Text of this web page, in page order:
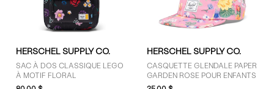
HERSCHEL SUPPLY CO.
SAC À DOS CLASSIQUE LEGO
À MOTIF FLORAL
HERSCHEL SUPPLY CO.
CASQUETTE GLENDALE PAPER
GARDEN ROSE POUR ENFANTS